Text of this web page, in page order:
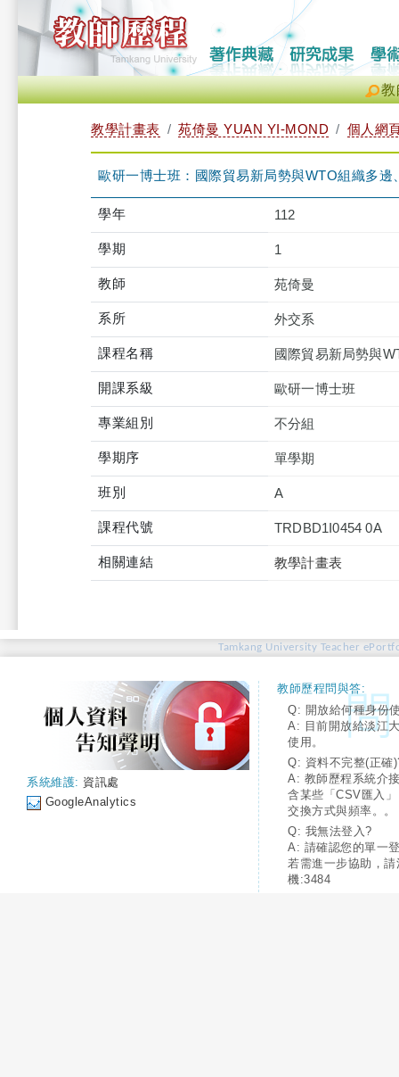
教
教學計畫表 苑倚曼 YUAN YI-MOND 個人網
歐研一博士班：國際貿易新局勢與WTO組織多
學年 112
學期 1
教師 苑倚曼
系所 外交系
課程名稱 國際貿易新局勢與
開課系級 歐研一博士班
專業組別 不分組
學期序 單學期
班別 A
課程代號 TRDBD1I0454 0A
相關連結 教學計畫表
Tamkang University Teacher
系統維護: 資訊處
GoogleAnalytics
教師歷程問與答:
Q: 開放給何種身份
A: 目前開放給淡江
使用。
Q: 資料不完整(正確
A: 教師歷程系統介
含某些「CSV匯入
交換方式與頻率。。
Q: 我無法登入?
A: 請確認您的單一
若需進一步協助，
機:3484